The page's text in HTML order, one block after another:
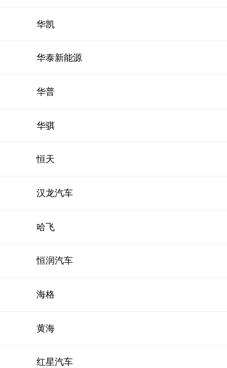
华凯
华泰新能源
华普
华骐
恒天
汉龙汽车
哈飞
恒润汽车
海格
黄海
红星汽车